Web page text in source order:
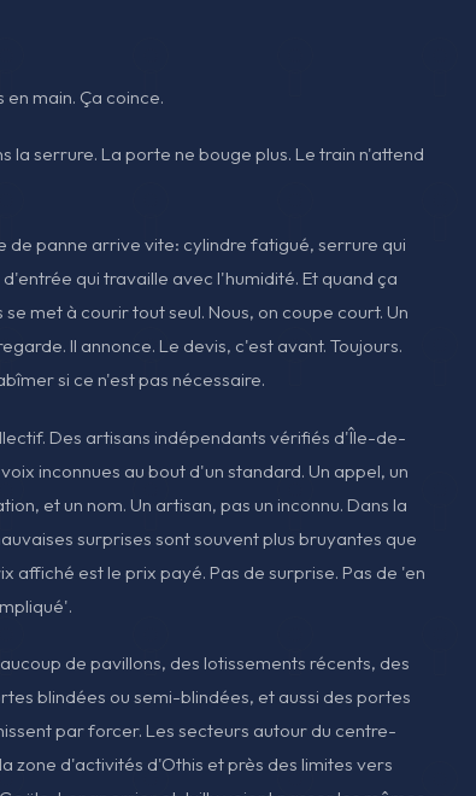
en main. Ça coince.
la serrure. La porte ne bouge plus. Le train n'attend
de panne arrive vite: cylindre fatigué, serrure qui
qui travaille avec l'humidité. Et quand ça
met à courir tout seul. Nous, on coupe court. Un
Il annonce. Le devis, c'est avant. Toujours.
si ce n'est pas nécessaire.
Des artisans indépendants vérifiés d'Île-de-
inconnues au bout d'un standard. Un appel, un
et un nom. Un artisan, pas un inconnu. Dans la
surprises sont souvent plus bruyantes que
affiché est le prix payé. Pas de surprise. Pas de 'en
de pavillons, des lotissements récents, des
blindées ou semi-blindées, et aussi des portes
par forcer. Les secteurs autour du centre-
zone d'activités d'Othis et près des limites vers